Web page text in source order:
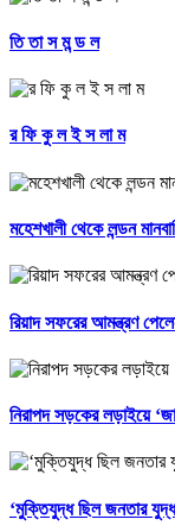
তি তা স ম ন্ড ল
র ফি কু ল ই স লা ম
মহেশখালী থেকে লন্ডন
রিয়াদ সফরের আমন্ত্রণ
নিরাপদ সড়কের লড়াইয়ে
‘মুক্তিযুদ্ধ ছিল জনতার